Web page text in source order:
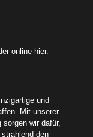
online hier.
und
Mit unserer
wir dafür,
den